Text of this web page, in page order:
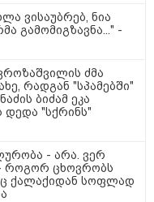
ვისაუბრებ, ნია
გამომიგზავნა..." -
ძმა
რადგან "სპამებში"
ბიძამ ეკა
დედა "სქრინს"
- არა. ვერ
როგორ ცხოვრობს
ქალაქიდან სოფლად